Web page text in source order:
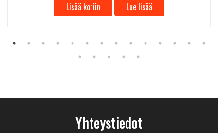
Lisää koriin Lue lisää
Yhteystiedot